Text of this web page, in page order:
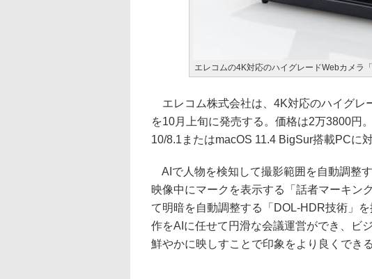
エレコムの4K対応のハイグレードWebカメラ
エレコム株式会社は、4K対応のハイグレ
を10月上旬に発売する。価格は2万3800円
10/8.1またはmacOS 11.4 BigSur搭載PCに対
AIで人物を検知して撮影範囲を自動調整
映像中にマークを表示する「話者マーキン
て明暗を自動調整する「DOL-HDR技術」
作をAIに任せて円滑な会議運営ができ、ビ
鮮やかに映しすことで印象をより良くでき